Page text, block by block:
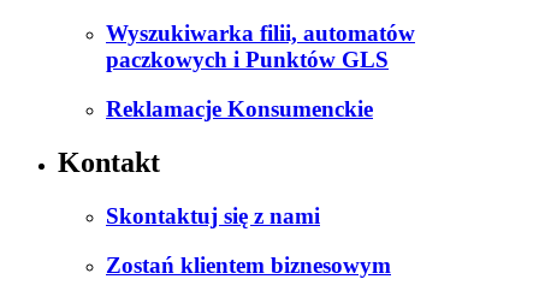
Wyszukiwarka filii, automatów
paczkowych i Punktów GLS
Reklamacje Konsumenckie
Kontakt
Skontaktuj się z nami
Zostań klientem biznesowym